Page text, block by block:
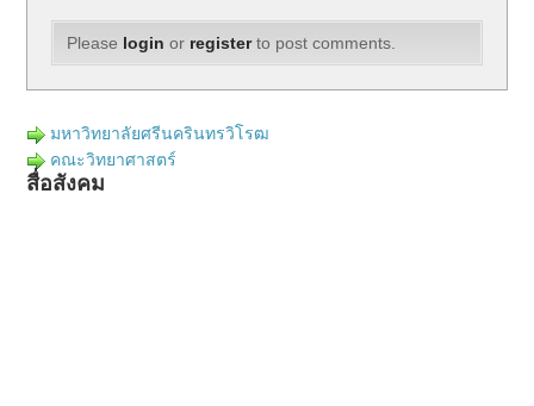
Please login or registerto post comments.
มหาวิทยาลัยศรีนครินทรวิโรฒ
คณะวิทยาศาสตร์
สื่อสังคม